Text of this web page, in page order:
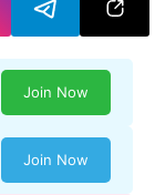
Join Now
Join Now